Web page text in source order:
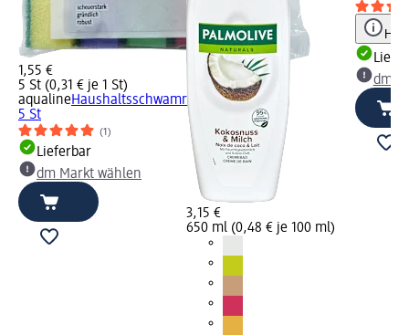
1,55 €
5 St (0,31 € je 1 St)
aqualineHaushaltsschwamm,
5 St
(1)
Lieferbar
dm Markt wählen
3,15 €
650 ml (0,48 € je 100 ml)
dm